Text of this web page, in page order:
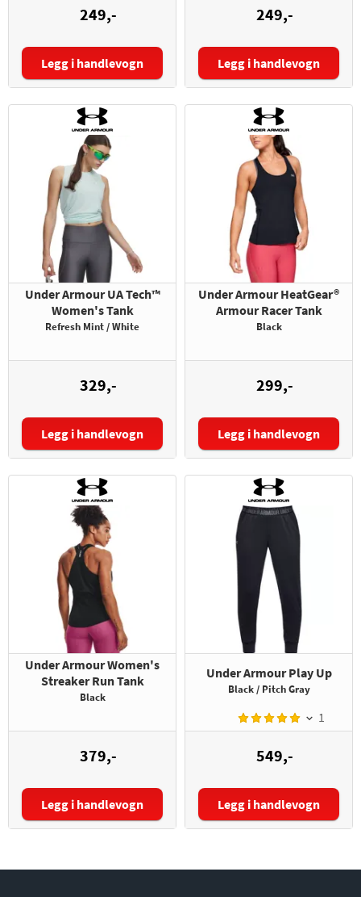
249,-
Størrelse:
Legg i handlevogn
249,-
Legg i handlevogn
Under Armour UA Tech™
Women's Tank
Refresh Mint / White
329,-
Størrelse:
Legg i handlevogn
Under Armour HeatGear®
Armour Racer Tank
Black
299,-
Størrelse:
Legg i handlevogn
Under Armour Women's
Streaker Run Tank
Black
379,-
Størrelse:
Legg i handlevogn
Under Armour Play Up
Black / Pitch Gray
1
549,-
Størrelse:
Legg i handlevogn